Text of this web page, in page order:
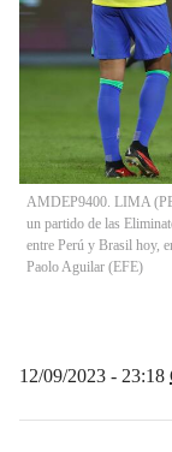
AMDEP9400. LIMA
un partido de las
entre Perú y Brasil hoy,
Paolo Aguilar (EFE)
12/09/2023 - 23:18